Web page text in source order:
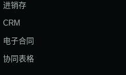
进销存
CRM
电子合同
协同表格